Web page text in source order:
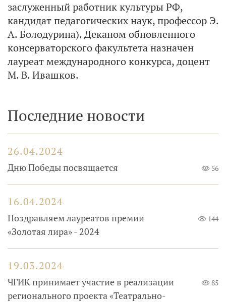
заслуженный работник культуры РФ,
кандидат педагогических наук, профессор Э.
А. Болодурина). Деканом обновленного
консерваторского факультета назначен
лауреат международного конкурса, доцент
М. В. Ивашков.
Последние новости
26.04.2024
Дню Победы посвящается 56
16.04.2024
Поздравляем лауреатов премии
«Золотая лира» - 2024
144
19.03.2024
ЧГИК принимает участие в реализации
регионального проекта «Театрально-
85